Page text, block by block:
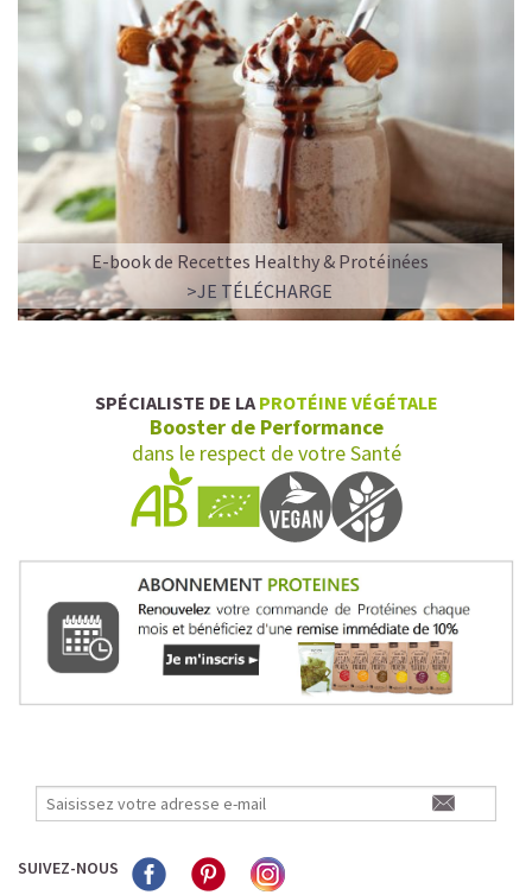
E-book de Recettes Healthy & Protéinées
>JE TÉLÉCHARGE
SPÉCIALISTE DE LA PROTÉINE VÉGÉTALE
Booster de Performance
dans le respect de votre Santé
SUIVEZ-NOUS